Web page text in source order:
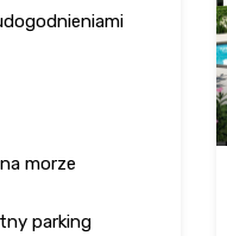
morze
parking